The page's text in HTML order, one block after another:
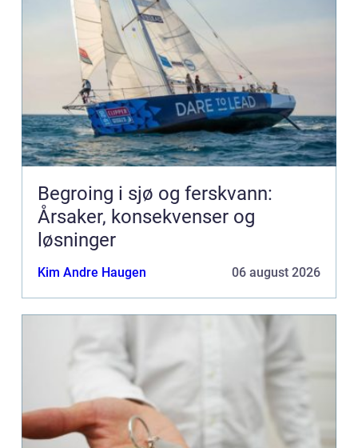
Begroing i sjø og ferskvann:
Årsaker, konsekvenser og
løsninger
Kim Andre Haugen 06 august 2026